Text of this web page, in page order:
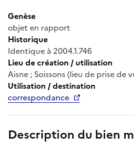
Genèse
objet en rapport
Historique
Identique à 2004.1.746
Lieu de création / utilisation
Aisne ; Soissons (lieu de prise de
Utilisation / destination
correspondance
Description du bien